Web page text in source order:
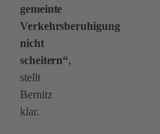
gemeinte
Verkehrsberuhigung
nicht
scheitern“,
stellt
Bernitz
klar.